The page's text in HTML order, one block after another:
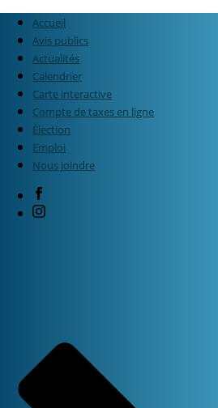
Accueil
Avis publics
Actualités
Calendrier
Carte interactive
Compte de taxes en ligne
Élection
Emploi
Nous joindre